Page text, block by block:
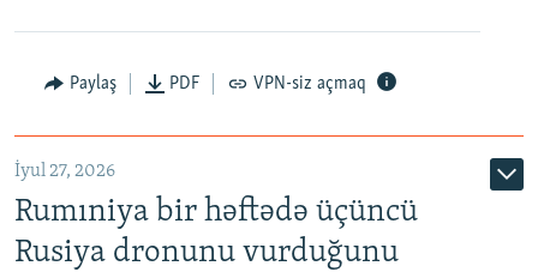
Paylaş PDF VPN-siz açmaq
İyul 27, 2026
Rumıniya bir həftədə üçüncü
Rusiya dronunu vurduğunu